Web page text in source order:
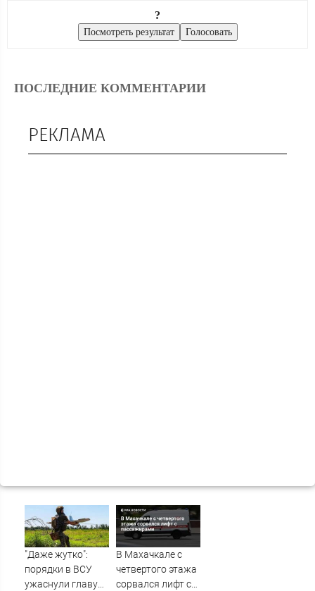
?
ПОСЛЕДНИЕ КОММЕНТАРИИ
РЕКЛАМА
"Даже жутко":
порядки в ВСУ
ужаснули главу
В Махачкале с
четвертого этажа
сорвался лифт с